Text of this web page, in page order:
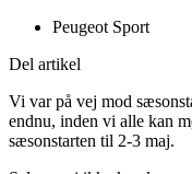
Peugeot Sport
Del artikel
Vi var på vej mod
endnu, inden vi alle kan
sæsonstarten til 2-3 maj.